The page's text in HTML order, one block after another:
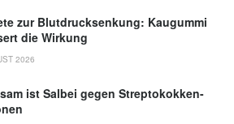
zur Blutdrucksenkung: Kaugummi
die Wirkung
2026
ist Salbei gegen Streptokokken-